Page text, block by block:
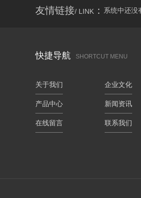
友情链接/ LINK ： 系统中还没
快捷导航 SHORTCUT MENU
关于我们 企业文化
产品中心 新闻资讯
在线留言 联系我们